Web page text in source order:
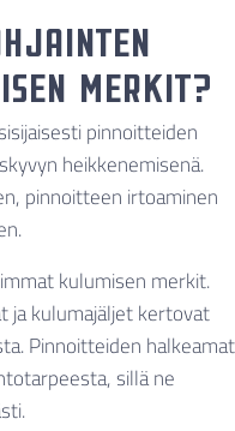
merkit?
pinnoitteiden
heikkenemisenä.
pinnoitteen irtoaminen
kulumisen merkit.
ja kulumajäljet kertovat
Pinnoitteiden halkeamat
sillä ne